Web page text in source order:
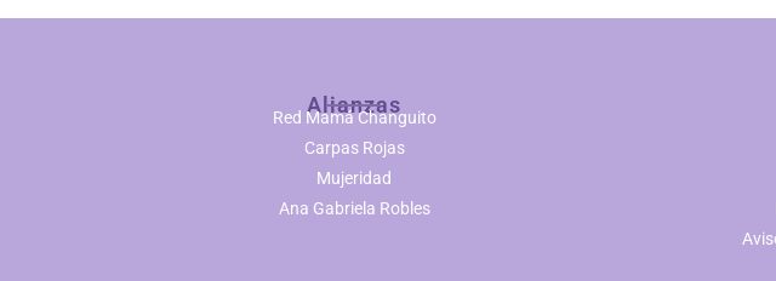
Alianzas
Red Mamá Changuito
Carpas Rojas
Mujeridad
Ana Gabriela Robles